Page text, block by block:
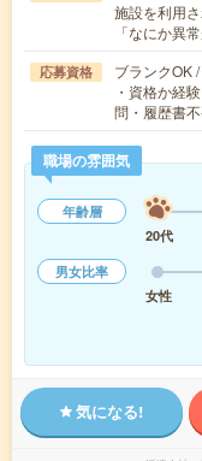
施設を利用
「なにか異
応募資格
ブランクOK
・資格か経
問・履歴書
職場の雰囲気
年齢層
20代
男女比率
女性
気になる!